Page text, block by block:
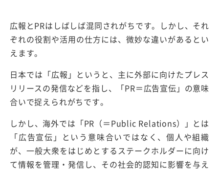
広報とPRはしばしば混同されがちです。しかし、それ
ぞれの役割や活用の仕方には、微妙な違いがあるとい
えます。
日本では「広報」というと、主に外部に向けたプレス
リリースの発信などを指し、「PR＝広告宣伝」の意味
合いで捉えられがちです。
しかし、海外では「PR（＝Public Relations）」とは
「広告宣伝」という意味合いではなく、個人や組織
が、一般大衆をはじめとするステークホルダーに向け
て情報を管理・発信し、その社会的認知に影響を与え